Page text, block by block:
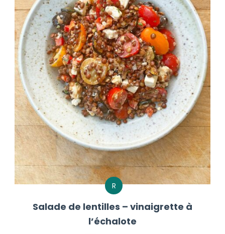
R
Salade de lentilles – vinaigrette à
l’échalote